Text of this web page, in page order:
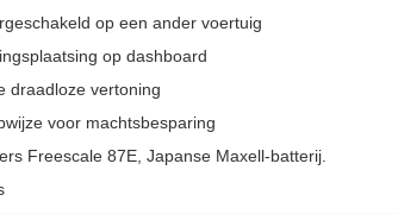
op een ander voertuig
op dashboard
draadloze vertoning
voor machtsbesparing
Freescale 87E, Japanse Maxell-batterij.